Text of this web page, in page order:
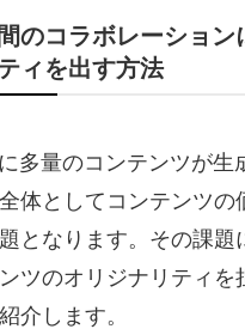
のコラボレーション
ィを出す方法
多量のコンテンツが生
体としてコンテンツの
となります。その課題
ツのオリジナリティを
介します。